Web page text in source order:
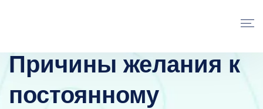
Причины желания к
постоянному